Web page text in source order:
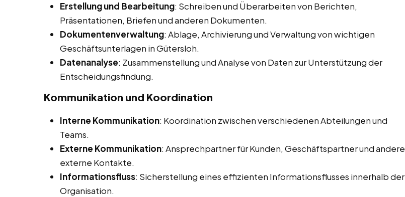
Erstellung und Bearbeitung: Schreiben und Überarbeiten von Berichten,
Präsentationen, Briefen und anderen Dokumenten.
Dokumentenverwaltung: Ablage, Archivierung und Verwaltung von wichtigen
Geschäftsunterlagen in Gütersloh.
Datenanalyse: Zusammenstellung und Analyse von Daten zur Unterstützung der
Entscheidungsfindung.
Kommunikation und Koordination
Interne Kommunikation: Koordination zwischen verschiedenen Abteilungen und
Teams.
Externe Kommunikation: Ansprechpartner für Kunden, Geschäftspartner und andere
externe Kontakte.
Informationsfluss: Sicherstellung eines effizienten Informationsflusses innerhalb der
Organisation.